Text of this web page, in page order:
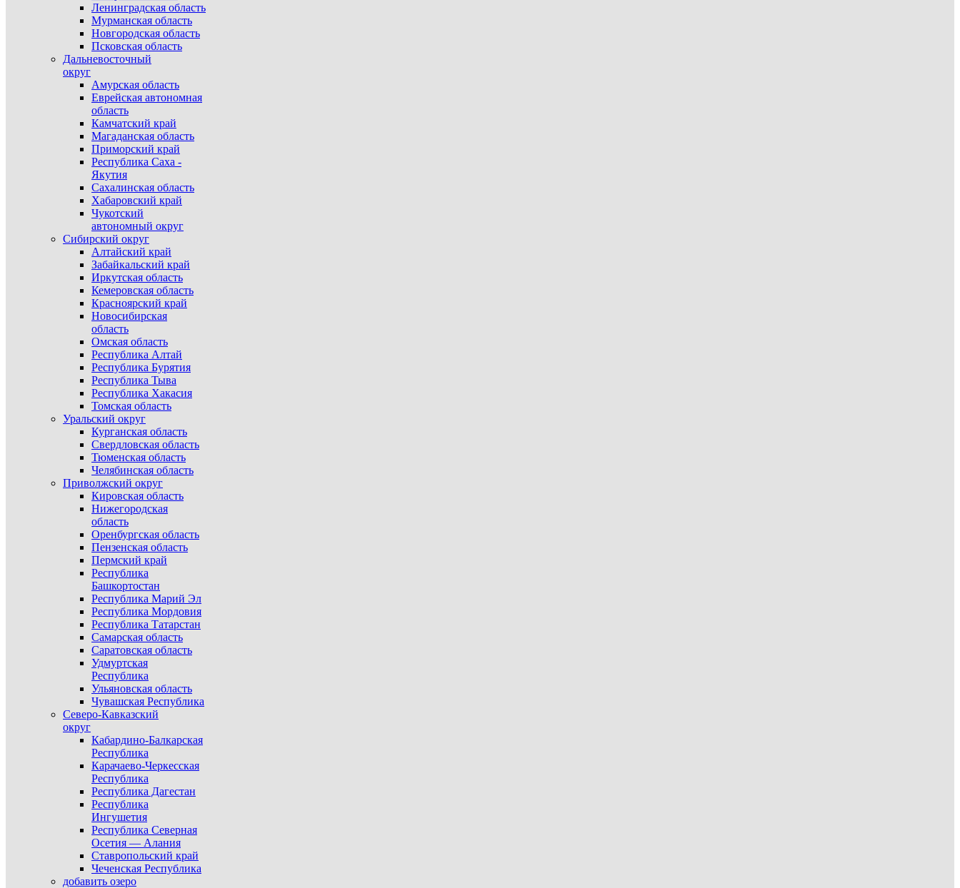
Ленинградская область
Мурманская область
Новгородская область
Псковская область
Дальневосточный
округ
Амурская область
Еврейская автономная
область
Камчатский край
Магаданская область
Приморский край
Республика Саха -
Якутия
Сахалинская область
Хабаровский край
Чукотский
автономный округ
Сибирский округ
Алтайский край
Забайкальский край
Иркутская область
Кемеровская область
Красноярский край
Новосибирская
область
Омская область
Республика Алтай
Республика Бурятия
Республика Тыва
Республика Хакасия
Томская область
Уральский округ
Курганская область
Свердловская область
Тюменская область
Челябинская область
Приволжский округ
Кировская область
Нижегородская
область
Оренбургская область
Пензенская область
Пермский край
Республика
Башкортостан
Республика Марий Эл
Республика Мордовия
Республика Татарстан
Самарская область
Саратовская область
Удмуртская
Республика
Ульяновская область
Чувашская Республика
Северо-Кавказский
округ
Кабардино-Балкарская
Республика
Карачаево-Черкесская
Республика
Республика Дагестан
Республика
Ингушетия
Республика Северная
Осетия — Алания
Ставропольский край
Чеченская Республика
добавить озеро